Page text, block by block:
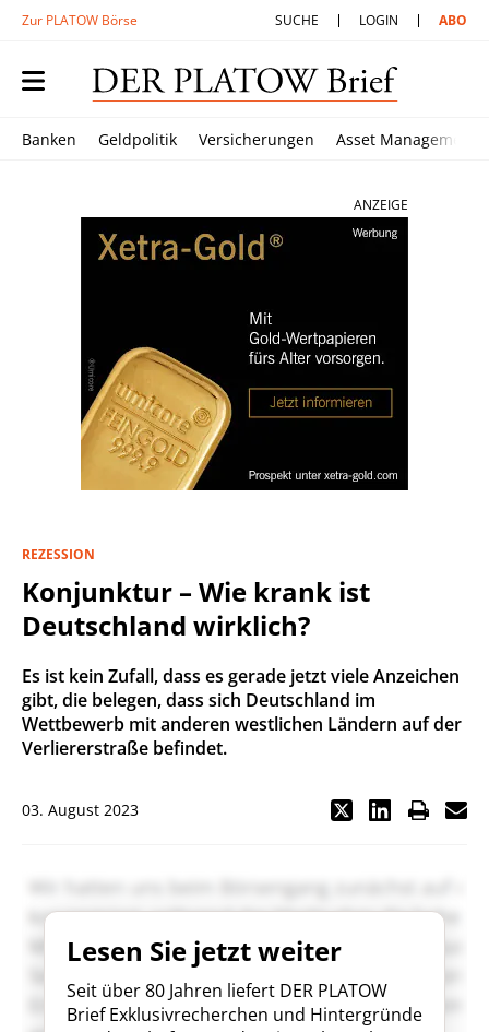
Zur PLATOW Börse SUCHE LOGIN ABO
Banken Geldpolitik Versicherungen Asset Management
ANZEIGE
REZESSION
Konjunktur – Wie krank ist
Deutschland wirklich?
Es ist kein Zufall, dass es gerade jetzt viele Anzeichen
gibt, die belegen, dass sich Deutschland im
Wettbewerb mit anderen westlichen Ländern auf der
Verliererstraße befindet.
03. August 2023
Lesen Sie jetzt weiter
Seit über 80 Jahren liefert DER PLATOW
Brief Exklusivrecherchen und Hintergründe